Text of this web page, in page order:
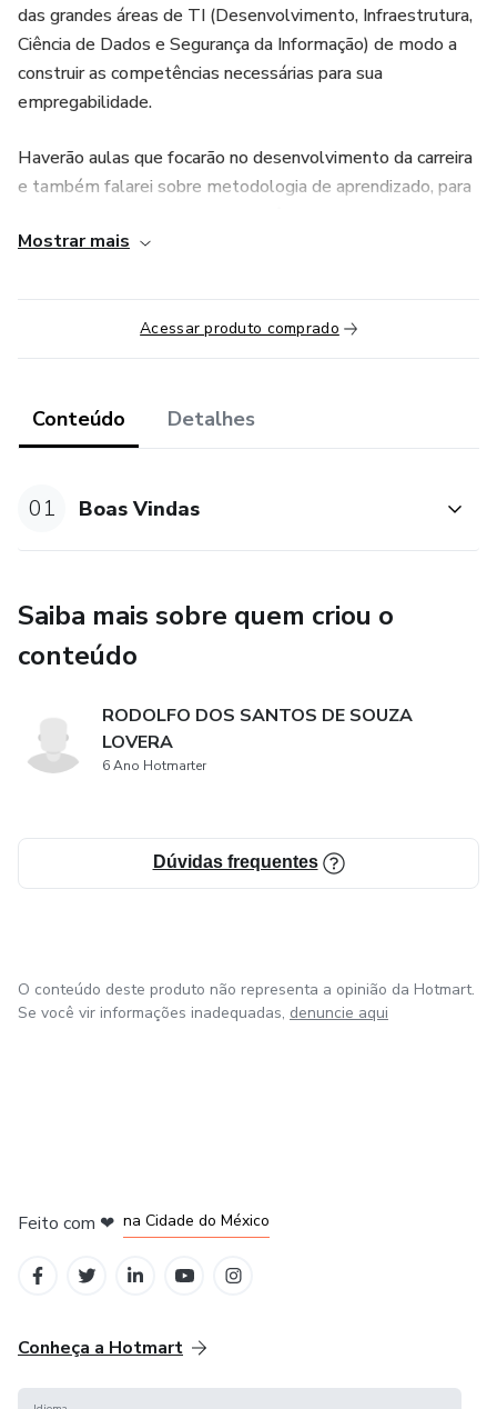
das grandes áreas de TI (Desenvolvimento, Infraestrutura,
Ciência de Dados e Segurança da Informação) de modo a
construir as competências necessárias para sua
empregabilidade.
Haverão aulas que focarão no desenvolvimento da carreira
e também falarei sobre metodologia de aprendizado, para
deve buscar além de como deve executá-las.
A parte boa é que, com todas estas aulas, você terá
autonomia para construir Sua via profissional sem erros!
Mostrar mais
Acessar produto comprado
Conteúdo Detalhes
01 Boas Vindas
Saiba mais sobre quem criou o
conteúdo
RODOLFO DOS SANTOS DE SOUZA
LOVERA
6 Ano Hotmarter
Dúvidas frequentes
O conteúdo deste produto não representa a opinião da Hotmart.
Se você vir informações inadequadas, denuncie aqui
Feito com ❤ na Cidade do México
Conheça a Hotmart